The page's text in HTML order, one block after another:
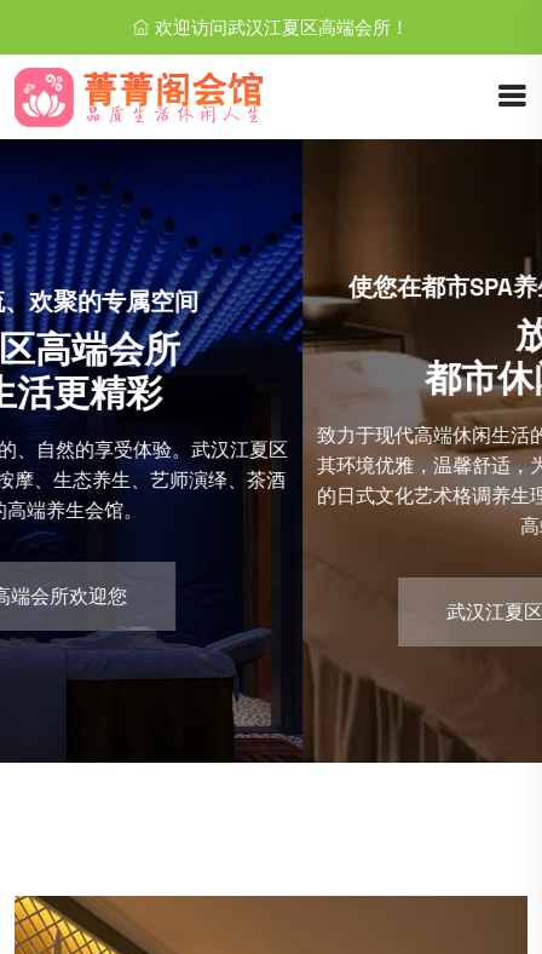
欢迎访问武汉江夏区高端会所！
使您在都市SPA养生会所中享受到身心的愉悦
放松养生
都市休闲生活新时尚
致力于现代高端休闲生活的多种需求，倾力打造个性特色空间，
其环境优雅，温馨舒适，为社会名流及精英减压舒压。会所独特
的日式文化艺术格调养生理念，针对不同需求的贵宾给予不同的